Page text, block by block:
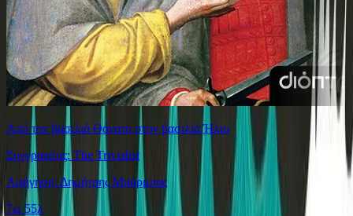
Από τον βασιλιά Θάνατο στον βασιλιά Ήλιο
Συγγραφέας: The Trivialist
Αφήγηση: Δημήτρης Μπάρμπας
7ω 55λ